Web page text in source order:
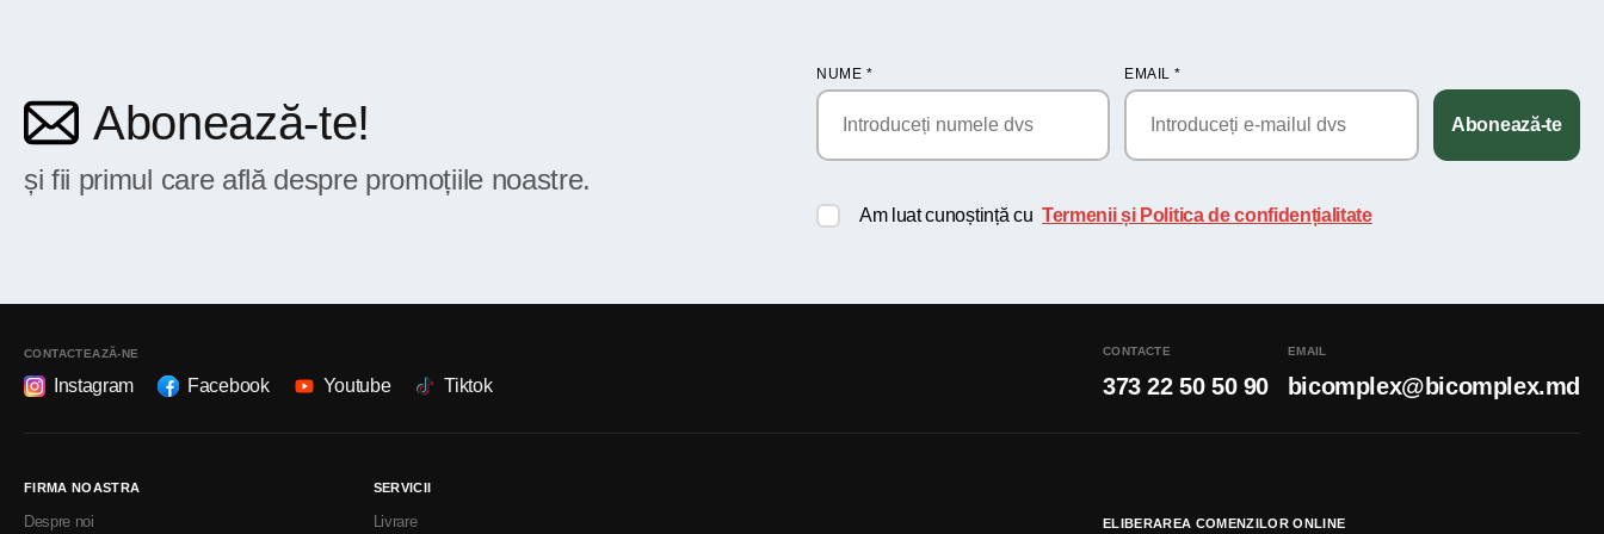
Abonează-te!
și fii primul care află despre promoțiile noastre.
NUME * EMAIL*
Abonează-te
Am luat cunoștință cu Termenii și Politica de confidențialitate
CONTACTEAZĂ-NE
Instagram Facebook Youtube Tiktok
CONTACTE
373 22 50 50 90
EMAIL
bicomplex@bicomplex.md
FIRMA NOASTRA
Despre noi
SERVICII
Livrare ELIBERAREA COMENZILOR ONLINE